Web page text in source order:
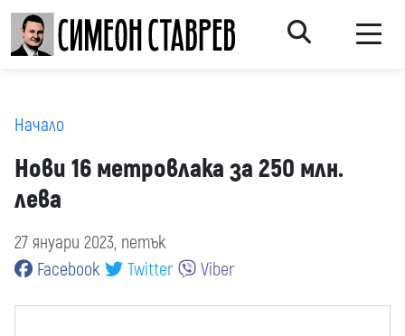
Начало
Нови 16 метровлака за 250 млн.
лева
27 януари 2023, петък
Facebook
Twitter Viber